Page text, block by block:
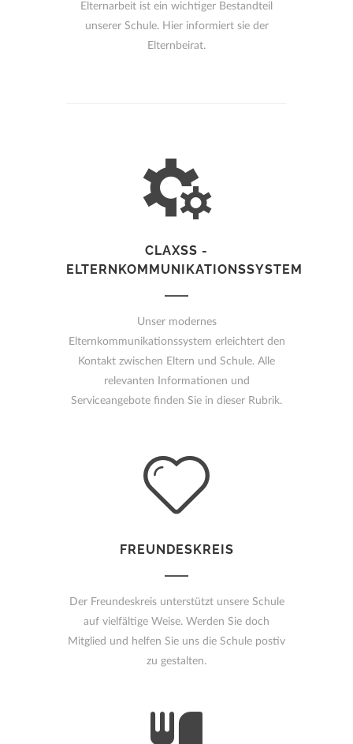
Elternarbeit ist ein wichtiger Bestandteil
unserer Schule. Hier informiert sie der
Elternbeirat.
CLAXSS -
ELTERNKOMMUNIKATIONSSYSTEM
Unser modernes
Elternkommunikationssystem erleichtert den
Kontakt zwischen Eltern und Schule. Alle
relevanten Informationen und
Serviceangebote finden Sie in dieser Rubrik.
FREUNDESKREIS
Der Freundeskreis unterstützt unsere Schule
auf vielfältige Weise. Werden Sie doch
Mitglied und helfen Sie uns die Schule postiv
zu gestalten.